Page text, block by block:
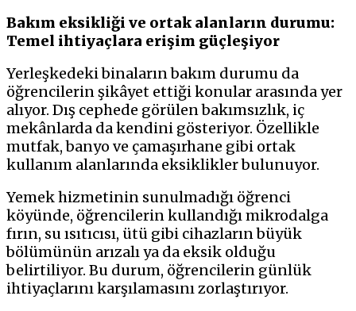
Bakım eksikliği ve ortak alanların durumu:
Temel ihtiyaçlara erişim güçleşiyor
Yerleşkedeki binaların bakım durumu da
öğrencilerin şikâyet ettiği konular arasında yer
alıyor. Dış cephede görülen bakımsızlık, iç
mekânlarda da kendini gösteriyor. Özellikle
mutfak, banyo ve çamaşırhane gibi ortak
kullanım alanlarında eksiklikler bulunuyor.
Yemek hizmetinin sunulmadığı öğrenci
köyünde, öğrencilerin kullandığı mikrodalga
fırın, su ısıtıcısı, ütü gibi cihazların büyük
bölümünün arızalı ya da eksik olduğu
belirtiliyor. Bu durum, öğrencilerin günlük
ihtiyaçlarını karşılamasını zorlaştırıyor.